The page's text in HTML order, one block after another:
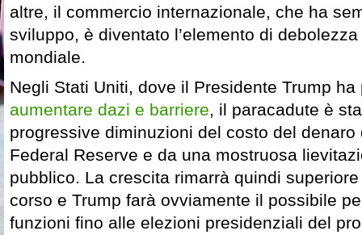
altre, il commercio internazionale, che ha
sviluppo, è diventato l’elemento di debolezza
mondiale.
Negli Stati Uniti, dove il Presidente Trump ha
aumentare dazi e barriere, il paracadute è
progressive diminuzioni del costo del denaro
Federal Reserve e da una mostruosa
pubblico. La crescita rimarrà quindi superiore
corso e Trump farà ovviamente il possibile
funzioni fino alle elezioni presidenziali del